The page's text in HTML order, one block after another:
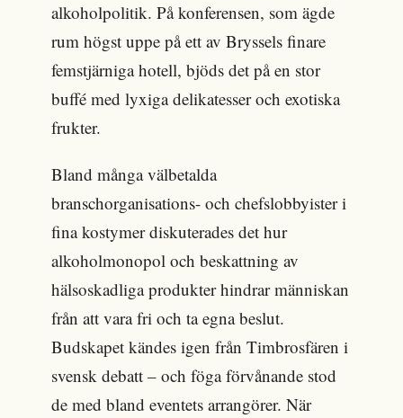
alkoholpolitik. På konferensen, som ägde
rum högst uppe på ett av Bryssels finare
femstjärniga hotell, bjöds det på en stor
buffé med lyxiga delikatesser och exotiska
frukter.
Bland många välbetalda
branschorganisations- och chefslobbyister i
fina kostymer diskuterades det hur
alkoholmonopol och beskattning av
hälsoskadliga produkter hindrar människan
från att vara fri och ta egna beslut.
Budskapet kändes igen från Timbrosfären i
svensk debatt – och föga förvånande stod
de med bland eventets arrangörer. När